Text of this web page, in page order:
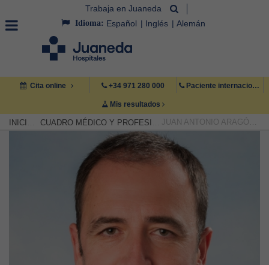
Trabaja en Juaneda
Idioma: Español Inglés Alemán
Cita online +34 971 280 000 Paciente internacional +34 971 222 222
Mis resultados
INICIO CUADRO MÉDICO Y PROFESIONAL JUAN ANTONIO ARAGÓN ROCA